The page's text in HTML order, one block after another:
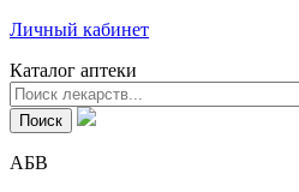
Личный кабинет
Каталог аптеки
АБВ